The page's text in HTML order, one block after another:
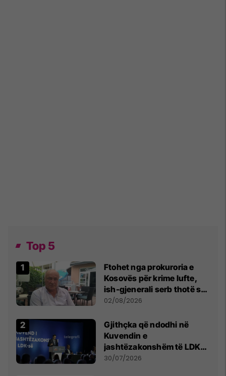
Top 5
Ftohet nga prokuroria e
Kosovës për krime lufte,
ish-gjenerali serb thotë se
dikush e tradhtoi në
02/08/2026
Gjithçka që ndodhi në
Kuvendin e
jashtëzakonshëm të LDK-
së
30/07/2026